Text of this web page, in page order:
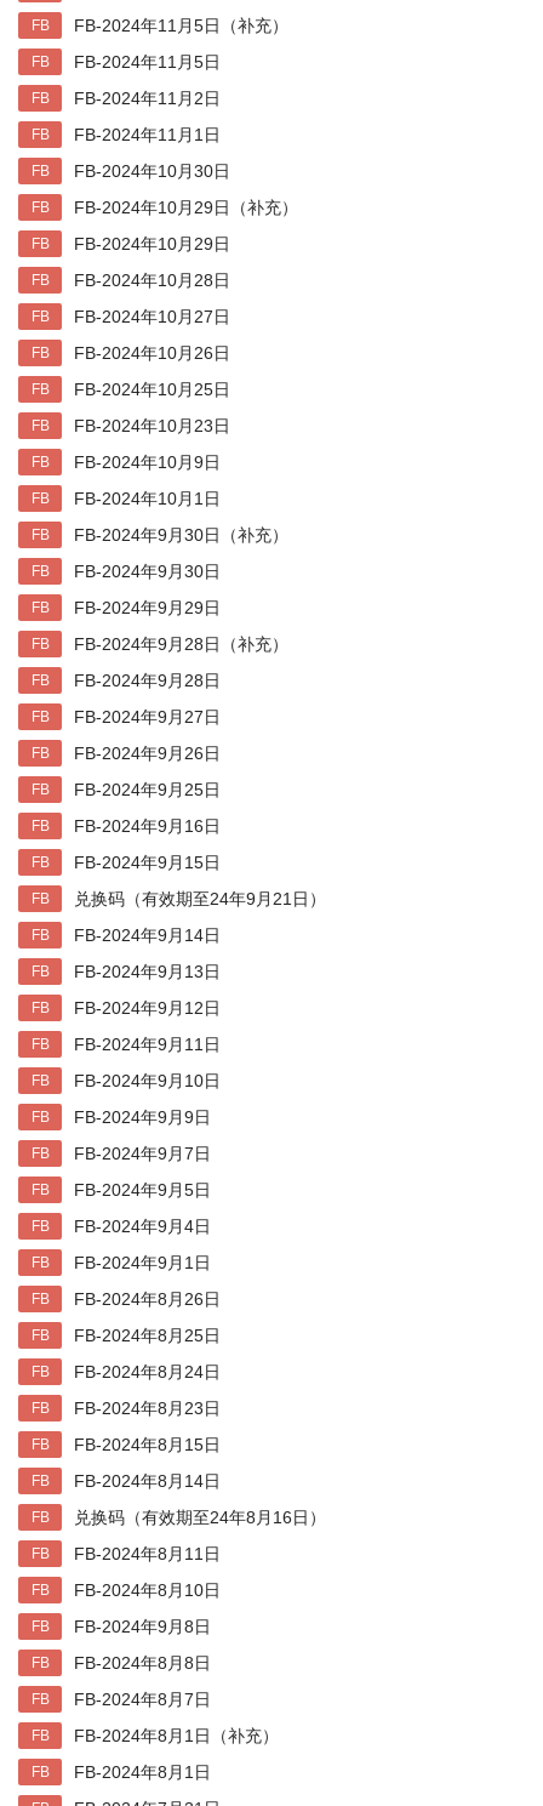
FB FB-2024年11月5日（补充）
FB FB-2024年11月5日
FB FB-2024年11月2日
FB FB-2024年11月1日
FB FB-2024年10月30日
FB FB-2024年10月29日（补充）
FB FB-2024年10月29日
FB FB-2024年10月28日
FB FB-2024年10月27日
FB FB-2024年10月26日
FB FB-2024年10月25日
FB FB-2024年10月23日
FB FB-2024年10月9日
FB FB-2024年10月1日
FB FB-2024年9月30日（补充）
FB FB-2024年9月30日
FB FB-2024年9月29日
FB FB-2024年9月28日（补充）
FB FB-2024年9月28日
FB FB-2024年9月27日
FB FB-2024年9月26日
FB FB-2024年9月25日
FB FB-2024年9月16日
FB FB-2024年9月15日
FB 兑换码（有效期至24年9月21日）
FB FB-2024年9月14日
FB FB-2024年9月13日
FB FB-2024年9月12日
FB FB-2024年9月11日
FB FB-2024年9月10日
FB FB-2024年9月9日
FB FB-2024年9月7日
FB FB-2024年9月5日
FB FB-2024年9月4日
FB FB-2024年9月1日
FB FB-2024年8月26日
FB FB-2024年8月25日
FB FB-2024年8月24日
FB FB-2024年8月23日
FB FB-2024年8月15日
FB FB-2024年8月14日
FB 兑换码（有效期至24年8月16日）
FB FB-2024年8月11日
FB FB-2024年8月10日
FB FB-2024年9月8日
FB FB-2024年8月8日
FB FB-2024年8月7日
FB FB-2024年8月1日（补充）
FB FB-2024年8月1日